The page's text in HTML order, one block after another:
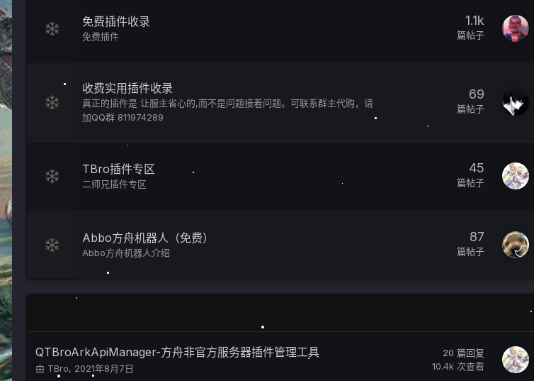
免费插件收录
免费插件
1.1k
篇帖子
收费实用插件收录
真正的插件是 让服主省心的,而不是问题接着问题。可联系群主代购，请
加QQ群 811974289
69
篇帖子
TBro插件专区
二师兄插件专区
45
篇帖子
Abbo方舟机器人（免费）
Abbo方舟机器人介绍
87
篇帖子
QTBroArkApiManager-方舟非官方服务器插件管理工具
由 TBro, 2021年8月7日
20 篇回复
10.4k 次查看